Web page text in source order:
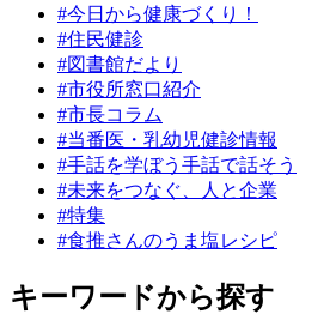
#今日から健康づくり！
#住民健診
#図書館だより
#市役所窓口紹介
#市長コラム
#当番医・乳幼児健診情報
#手話を学ぼう手話で話そう
#未来をつなぐ、人と企業
#特集
#食推さんのうま塩レシピ
キーワードから探す